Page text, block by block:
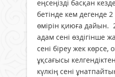
еңсеңізді басқан
бетінде кем дегенде
өмірін қиюға дайын.
адам сені өздігінше
сені біреу жек көрсе,
ұқсағысы
күлкің сені